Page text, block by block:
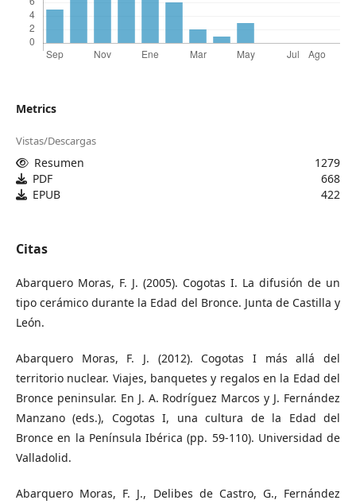
Metrics
Vistas/Descargas
Resumen
1279
PDF
668
EPUB
422
Citas
Abarquero Moras, F. J. (2005). Cogotas I. La difusión de un
tipo cerámico durante la Edad del Bronce. Junta de Castilla y
León.
Abarquero Moras, F. J. (2012). Cogotas I más allá del
territorio nuclear. Viajes, banquetes y regalos en la Edad del
Bronce peninsular. En J. A. Rodríguez Marcos y J. Fernández
Manzano (eds.), Cogotas I, una cultura de la Edad del
Bronce en la Península Ibérica (pp. 59-110). Universidad de
Valladolid.
Abarquero Moras, F. J., Delibes de Castro, G., Fernández